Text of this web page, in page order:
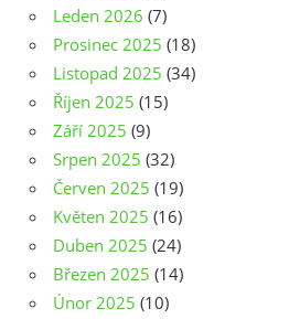
Leden 2026 (7)
Prosinec 2025 (18)
Listopad 2025 (34)
Říjen 2025 (15)
Září 2025 (9)
Srpen 2025 (32)
Červen 2025 (19)
Květen 2025 (16)
Duben 2025 (24)
Březen 2025 (14)
Únor 2025 (10)